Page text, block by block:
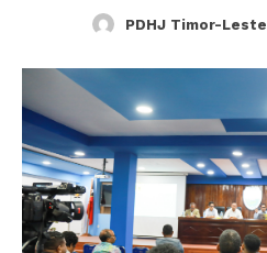
PDHJ Timor-Leste